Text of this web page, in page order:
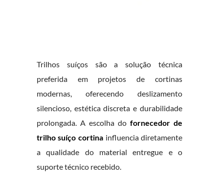
Trilhos suíços são a solução técnica
preferida em projetos de cortinas
modernas, oferecendo deslizamento
silencioso, estética discreta e durabilidade
prolongada. A escolha dofornecedor de
trilho suíço cortina influencia diretamente
a qualidade do material entregue e o
suporte técnico recebido.